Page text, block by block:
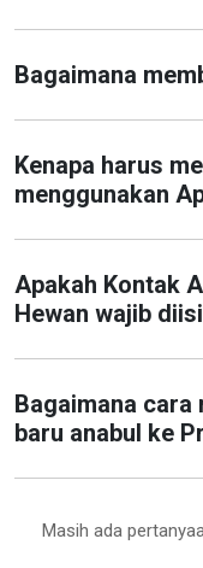
Bagaimana
Kenapa harus
menggunakan
Apakah Kontak
Hewan wajib
Bagaimana cara
baru anabul ke
Masih ada